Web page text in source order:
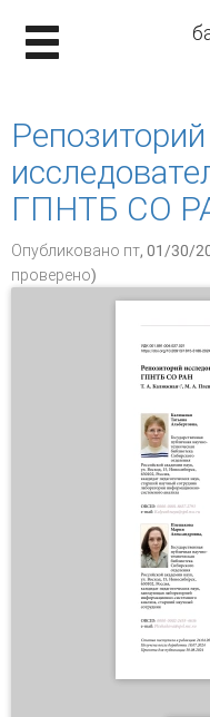
Репозиторий
ГПНТБ СО
Опубликовано пт, 01/30/
проверено)